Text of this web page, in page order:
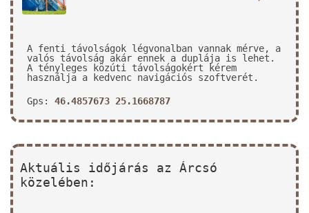
A fenti távolságok légvonalban vannak mérve, a
valós távolság akár ennek a duplája is lehet.
A tényleges közúti távolságokért kérem
használja a kedvenc navigációs szoftverét.
Gps: 46.4857673 25.1668787
Aktuális időjárás az Árcsó
közelében: